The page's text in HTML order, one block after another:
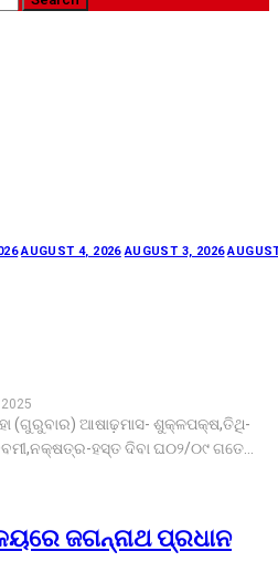
AUGUST 4, 2026 AUGUST 3, 2026
(ଗୁରୁବାର) ଆଷାଢ଼ମାସ- ଶୁକ୍ଳପକ୍ଷ,ତିଥି-
ହସ୍ତ ଦିବା ଘ୦୨/୦୯ ଗତେ…
ଜଗନ୍ନାଥ ପ୍ରଧାନ